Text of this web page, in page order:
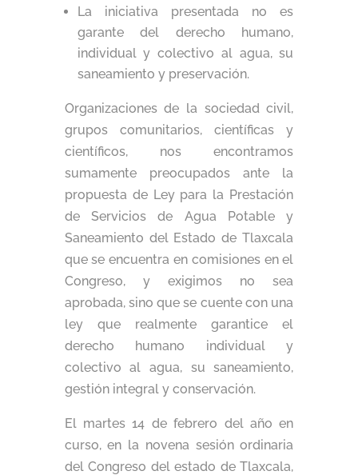
La iniciativa presentada no es
garante del derecho humano,
individual y colectivo al agua, su
saneamiento y preservación.
Organizaciones de la sociedad civil,
grupos comunitarios, científicas y
científicos, nos encontramos
sumamente preocupados ante la
propuesta de Ley para la Prestación
de Servicios de Agua Potable y
Saneamiento del Estado de Tlaxcala
que se encuentra en comisiones en el
Congreso, y exigimos no sea
aprobada, sino que se cuente con una
ley que realmente garantice el
derecho humano individual y
colectivo al agua, su saneamiento,
gestión integral y conservación.
El martes 14 de febrero del año en
curso, en la novena sesión ordinaria
del Congreso del estado de Tlaxcala,